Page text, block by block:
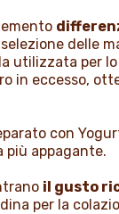
delle
utilizzata per
in eccesso,
con
più appagante.
il gusto
per la